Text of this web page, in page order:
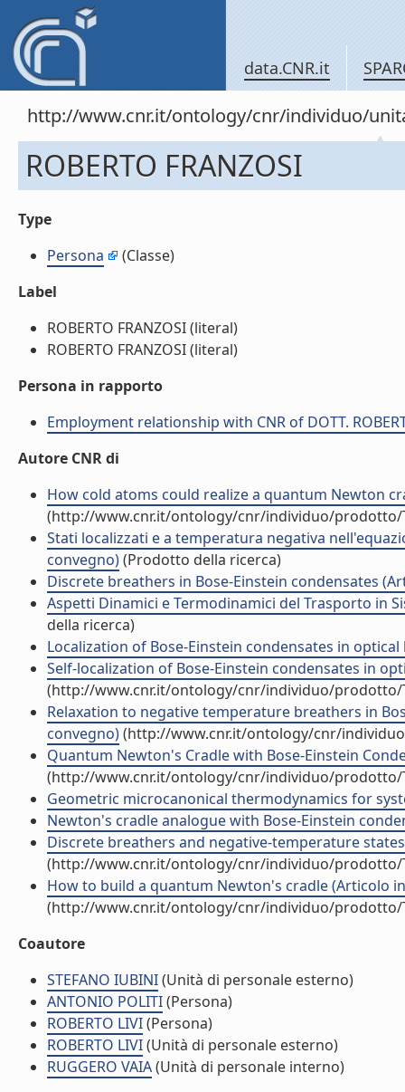
data.CNR.it
http://www.cnr.it/ontology/cnr/individuo/
ROBERTO FRANZOSI
Type
Persona
(Classe)
Label
ROBERTO FRANZOSI (literal)
ROBERTO FRANZOSI (literal)
Persona in rapporto
Employment relationship with CNR of DOTT.
Autore CNR di
How cold atoms could realize a quantum Newton
(http://www.cnr.it/ontology/cnr/individuo/prodotto/
Stati localizzati e a temperatura negativa
convegno)(Prodotto della ricerca)
Discrete breathers in Bose-Einstein condensates
Aspetti Dinamici e Termodinamici del Trasporto in
della ricerca)
Localization of Bose-Einstein condensates in
Self-localization of Bose-Einstein condensates in
(http://www.cnr.it/ontology/cnr/individuo/prodotto/
Relaxation to negative temperature breathers in
convegno)(http://www.cnr.it/ontology/cnr/
Quantum Newton's Cradle with Bose-Einstein
(http://www.cnr.it/ontology/cnr/individuo/prodotto/
Geometric microcanonical thermodynamics for
Newton's cradle analogue with Bose-Einstein
Discrete breathers and negative-temperature
(http://www.cnr.it/ontology/cnr/individuo/prodotto/
How to build a quantum Newton's cradle (Articolo
(http://www.cnr.it/ontology/cnr/individuo/prodotto/
Coautore
STEFANO IUBINI(Unità di personale esterno)
ANTONIO POLITI(Persona)
ROBERTO LIVI(Persona)
ROBERTO LIVI(Unità di personale esterno)
RUGGERO VAIA(Unità di personale interno)